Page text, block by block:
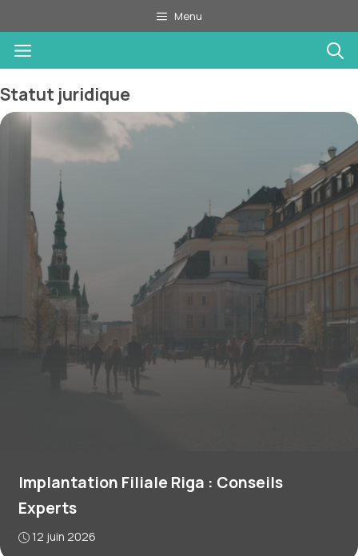
au
contenu
Menu
Menu
Statut juridique
Implantation Filiale Riga : Conseils
Experts
12 juin 2026